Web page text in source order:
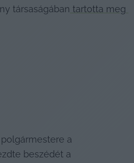
társaságában tartotta meg
a
beszédét a